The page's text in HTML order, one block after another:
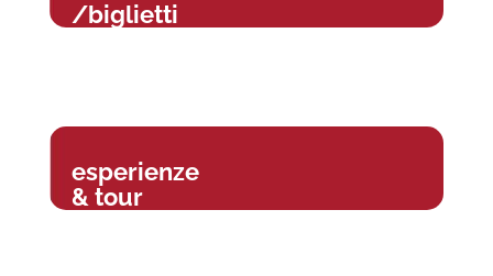
/biglietti
esperienze
& tour